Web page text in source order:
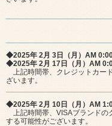
◆2025年 2月 3日（月）AM
◆2025年 2月 17日（月）AM
上記時間帯、クレジットカー
ざいます。
◆2025年 2月 10日（月）AM
上記時間帯、VISAブランドの
する可能性がございます。